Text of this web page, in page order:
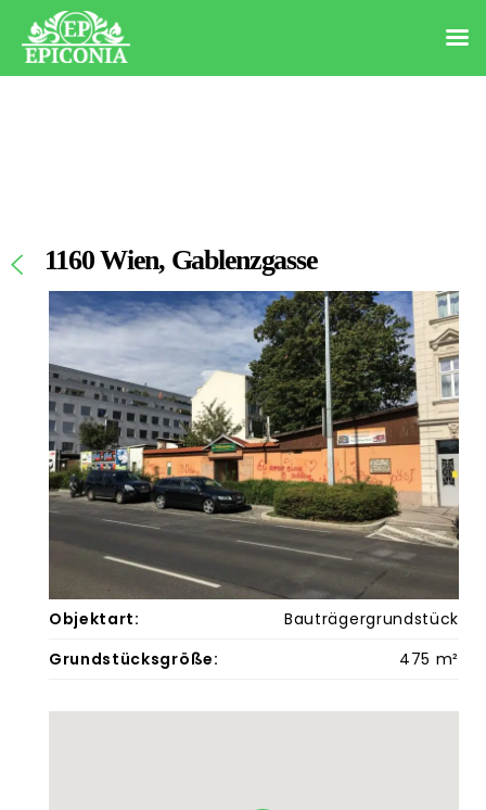
1160 Wien, Gablenzgasse
Objektart:
Bauträgergrundstück
Grundstücksgröße:
475 m²